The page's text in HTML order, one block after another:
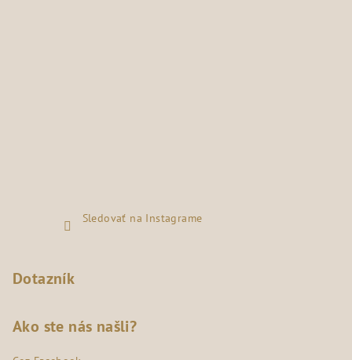
Sledovať na Instagrame
Dotazník
Ako ste nás našli?